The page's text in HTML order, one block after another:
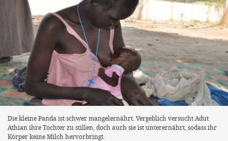
Die kleine Panda ist schwer mangelernährt. Vergeblich versucht Adut
Athian ihre Tochter zu stillen, doch auch sie ist unterernährt, sodass ihr
Körper keine Milch hervorbringt.